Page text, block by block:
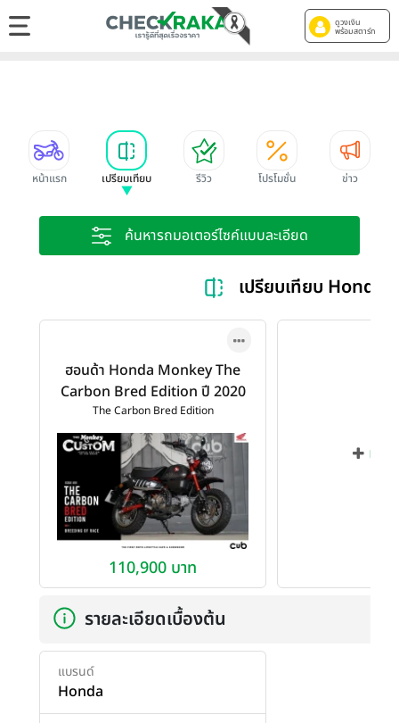
ดูวงเงิน
พร้อมสตาร์ท
หน้าแรก เปรียบเทียบ รีวิว โปรโมชั่น ข่าว
ค้นหารถมอเตอร์ไซค์แบบละเอียด
เปรียบเทียบ
ฮอนด้า Honda Monkey The
Carbon Bred Edition ปี 2020
The Carbon Bred Edition
110,900 บาท
เพิ่
รายละเอียดเบื้องต้น
แบรนด์
Honda